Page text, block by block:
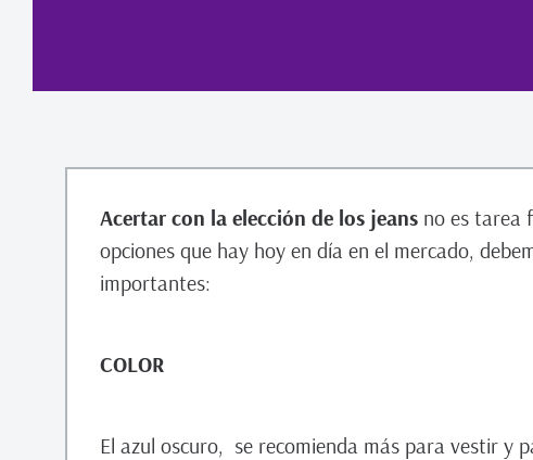
Acertar con la elección de los jeans no es tarea
opciones que hay hoy en día en el mercado,
importantes:
COLOR
El azul oscuro, se recomienda más para vestir y